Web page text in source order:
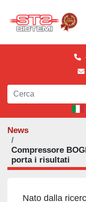
News
Compressore
porta i risultati
Nato dalla